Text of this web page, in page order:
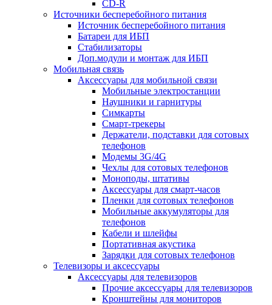
CD-R
Источники бесперебойного питания
Источник бесперебойного питания
Батареи для ИБП
Стабилизаторы
Доп.модули и монтаж для ИБП
Мобильная связь
Аксессуары для мобильной связи
Мобильные электростанции
Наушники и гарнитуры
Симкарты
Смарт-трекеры
Держатели, подставки для сотовых
телефонов
Модемы 3G/4G
Чехлы для сотовых телефонов
Моноподы, штативы
Аксессуары для смарт-часов
Пленки для сотовых телефонов
Мобильные аккумуляторы для
телефонов
Кабели и шлейфы
Портативная акустика
Зарядки для сотовых телефонов
Телевизоры и аксессуары
Аксессуары для телевизоров
Прочие аксессуары для телевизоров
Кронштейны для мониторов